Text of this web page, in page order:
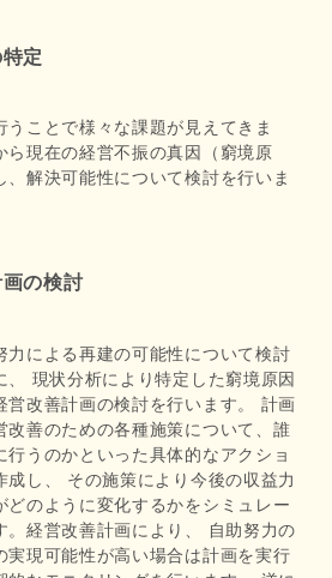
定
うことで様々な課題が見えてきま
ら現在の経営不振の真因（窮境原
、解決可能性について検討を行いま
の検討
力による再建の可能性について検討
、 現状分析により特定した窮境原因
営改善計画の検討を行います。 計画
改善のための各種施策について、誰
行うのかといった具体的なアクショ
成し、 その施策により今後の収益力
どのように変化するかをシミュレー
。経営改善計画により、 自助努力の
実現可能性が高い場合は計画を実行